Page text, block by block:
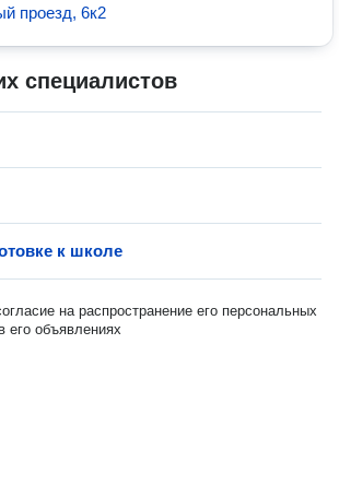
проезд, 6к2
специалистов
к школе
на распространение его персональных
его объявлениях